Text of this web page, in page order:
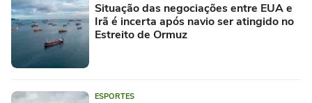
Situação das negociações entre EUA e
Irã é incerta após navio ser atingido no
Estreito de Ormuz
ESPORTES